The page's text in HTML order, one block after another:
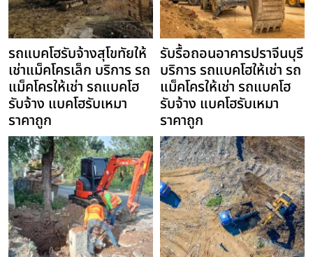
รถแบคโฮรับจ้างสุโขทัยให้
เช่าแม็คโครเล็ก บริการ รถ
แม็คโครให้เช่า รถแบคโฮ
รับจ้าง แบคโฮรับเหมา
ราคาถูก
รับรื้อถอนอาคารปราจีนบุรี
บริการ รถแบคโฮให้เช่า รถ
แม็คโครให้เช่า รถแบคโฮ
รับจ้าง แบคโฮรับเหมา
ราคาถูก